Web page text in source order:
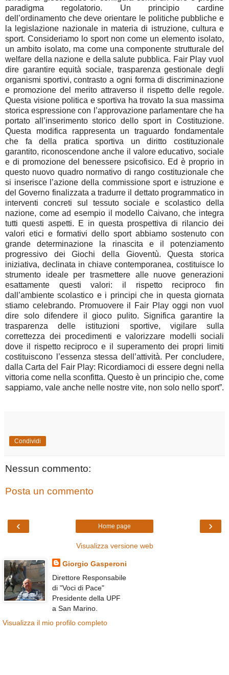
paradigma regolatorio. Un principio cardine
dell’ordinamento che deve orientare le politiche pubbliche e
la legislazione nazionale in materia di istruzione, cultura e
sport. Consideriamo lo sport non come un elemento isolato,
un ambito isolato, ma come una componente strutturale del
welfare della nazione e della salute pubblica. Fair Play vuol
dire garantire equità sociale, trasparenza gestionale degli
organismi sportivi, contrasto a ogni forma di discriminazione
e promozione del merito attraverso il rispetto delle regole.
Questa visione politica e sportiva ha trovato la sua massima
storica espressione con l’approvazione parlamentare che ha
portato all’inserimento storico dello sport in Costituzione.
Questa modifica rappresenta un traguardo fondamentale
che fa della pratica sportiva un diritto costituzionale
garantito, riconoscendone anche il valore educativo, sociale
e di promozione del benessere psicofisico. Ed è proprio in
questo nuovo quadro normativo di rango costituzionale che
si inserisce l’azione della commissione sport e istruzione e
del Governo finalizzata a tradurre il dettato programmatico in
interventi concreti sul tessuto sociale e scolastico della
nazione, come ad esempio il modello Caivano, che integra
tutti questi aspetti. E in questa prospettiva di rilancio dei
valori etici e formativi dello sport abbiamo sostenuto con
grande determinazione la rinascita e il potenziamento
progressivo dei Giochi della Gioventù. Questa storica
iniziativa, declinata in chiave contemporanea, costituisce lo
strumento ideale per trasmettere alle nuove generazioni
esattamente questi valori: il rispetto reciproco fin
dall’ambiente scolastico e i principi che in questa giornata
stiamo celebrando. Promuovere il Fair Play oggi non vuol
dire solo difendere il gioco pulito. Significa garantire la
trasparenza delle istituzioni sportive, vigilare sulla
correttezza dei procedimenti e valorizzare modelli sociali
dove il rispetto reciproco e il superamento dei propri limiti
costituiscono l’essenza stessa dell’attività. Per concludere,
dalla Carta del Fair Play: Ricordiamoci di essere degni nella
vittoria come nella sconfitta. Questo è un principio che, come
sappiamo, vale anche nelle nostre vite, non solo nello sport”.
Condividi
Nessun commento:
Posta un commento
‹ ›
Home page
Visualizza versione web
Giorgio Gasperoni
Direttore Responsabile
di "Voci di Pace"
Presidente della UPF
a San Marino.
Visualizza il mio profilo completo